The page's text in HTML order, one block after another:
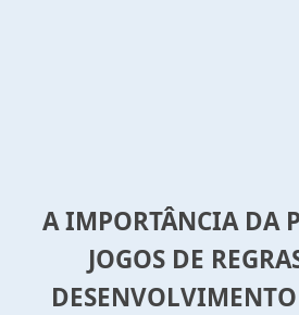
A IMPORTÂNCIA DA
JOGOS DE